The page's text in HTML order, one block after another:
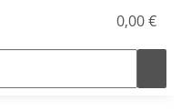
0,00 €